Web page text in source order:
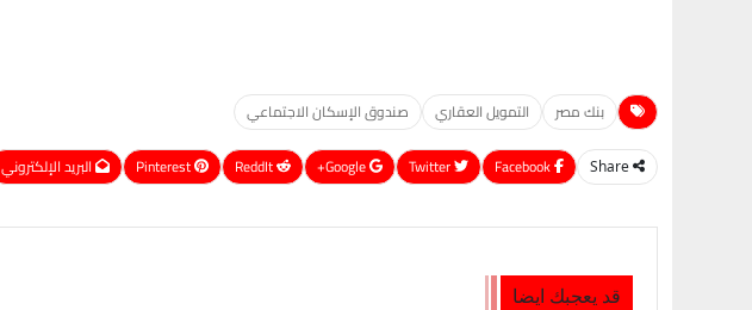
بنك مصر التمويل العقاري صندوق الإسكان الاجتماعي
Share
Google+
ReddIt
Pinterest البريد الإلكتروني
قد يعجبك ايضا